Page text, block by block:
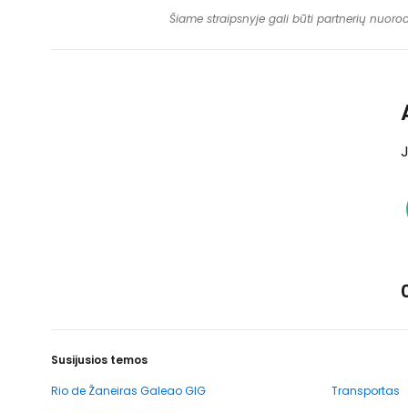
Šiame straipsnyje gali būti partnerių
Susijusios temos
Rio de Žaneiras Galeao GIG
Transportas